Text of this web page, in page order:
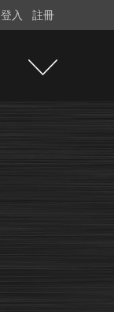
登入 註冊